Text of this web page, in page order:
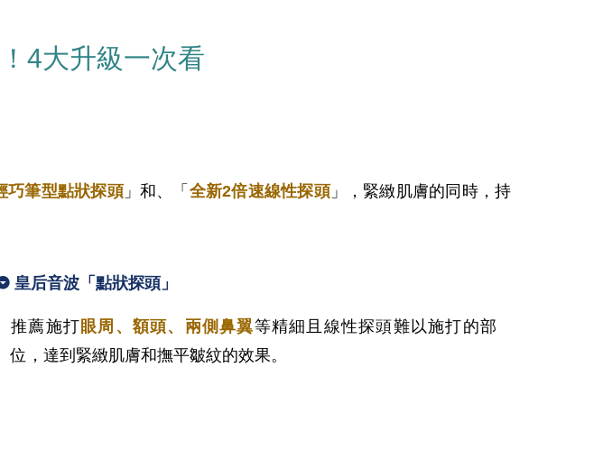
4大升級一次看
巧筆型點狀探頭」和、「 全新2倍速線性探頭」，緊緻肌膚的同時，持
皇后音波「點狀探頭」
推薦施打 眼周、額頭、兩側鼻翼等精細且線性探頭難以施打的部
位，達到緊緻肌膚和撫平皺紋的效果。